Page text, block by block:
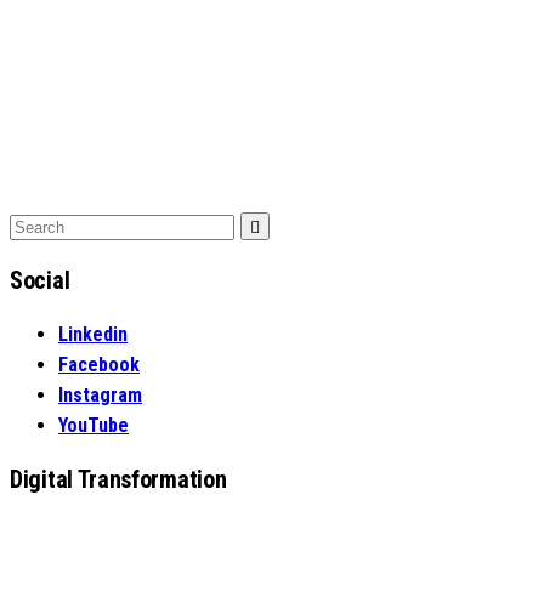
Search
Social
Linkedin
Facebook
Instagram
YouTube
Digital Transformation